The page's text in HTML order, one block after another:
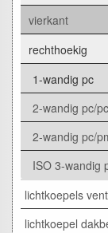
vierkant
rechthoekig
1-wandig pc
2-wandig pc/pc
2-wandig pc/
ISO 3-wandig
lichtkoepels
lichtkoepel